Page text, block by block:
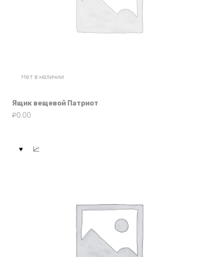
Нет в наличии
Ящик вещевой Патриот
₽0.00